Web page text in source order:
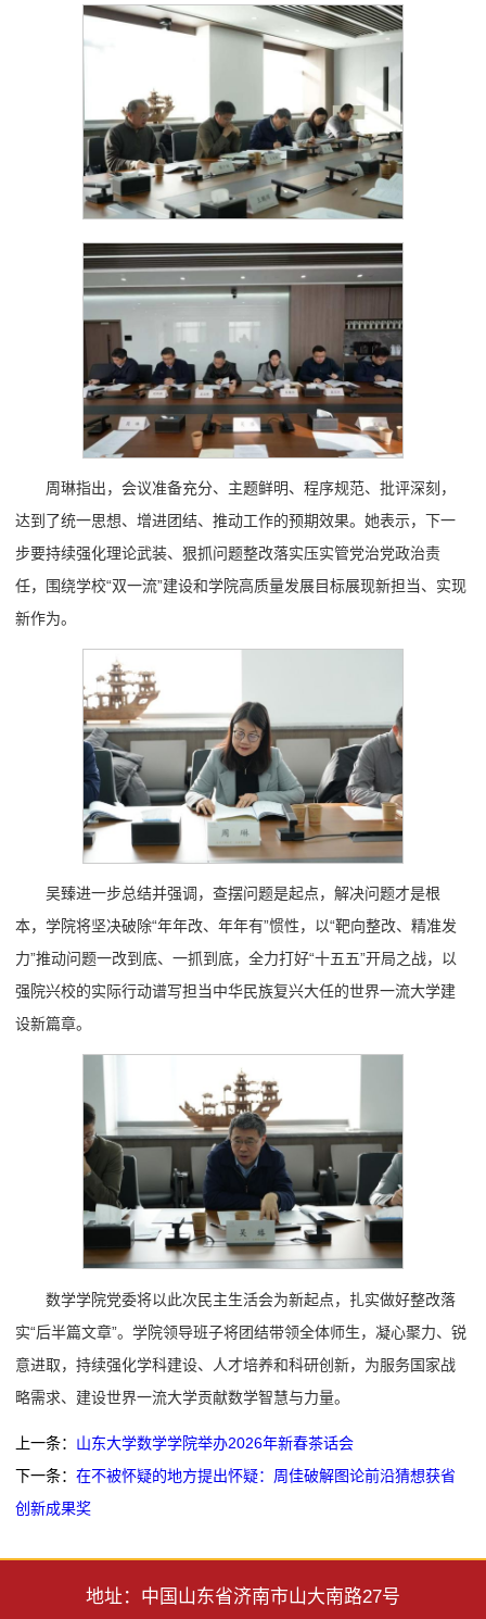
周琳指出，会议准备充分、主题鲜明、程序规范、批评深刻，
达到了统一思想、增进团结、推动工作的预期效果。她表示，下一
步要持续强化理论武装、狠抓问题整改落实压实管党治党政治责
任，围绕学校“双一流”建设和学院高质量发展目标展现新担当、实现
新作为。
吴臻进一步总结并强调，查摆问题是起点，解决问题才是根
本，学院将坚决破除“年年改、年年有”惯性，以“靶向整改、精准发
力”推动问题一改到底、一抓到底，全力打好“十五五”开局之战，以
强院兴校的实际行动谱写担当中华民族复兴大任的世界一流大学建
设新篇章。
数学学院党委将以此次民主生活会为新起点，扎实做好整改落
实“后半篇文章”。学院领导班子将团结带领全体师生，凝心聚力、锐
意进取，持续强化学科建设、人才培养和科研创新，为服务国家战
略需求、建设世界一流大学贡献数学智慧与力量。
上一条： 山东大学数学学院举办2026年新春茶话会
下一条：在不被怀疑的地方提出怀疑：周佳破解图论前沿猜想获省
创新成果奖
地址：中国山东省济南市山大南路27号